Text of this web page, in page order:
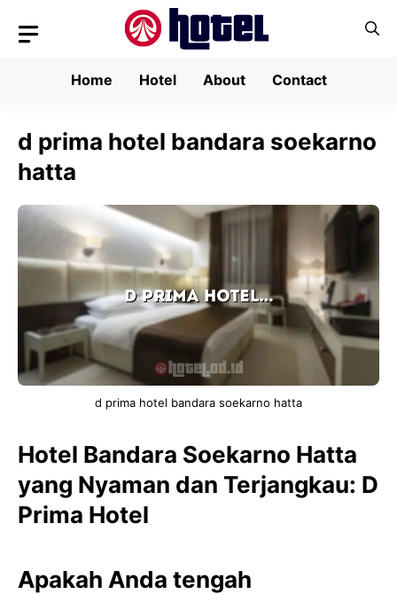
Home
Hotel About Contact
d prima hotel bandara soekarno
hatta
d prima hotel bandara soekarno hatta
Hotel Bandara Soekarno Hatta
yang Nyaman dan Terjangkau: D
Prima Hotel
Apakah Anda tengah